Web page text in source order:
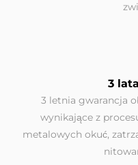
3
3 letnia gwarancja
wynikające z
metalowych okuć,